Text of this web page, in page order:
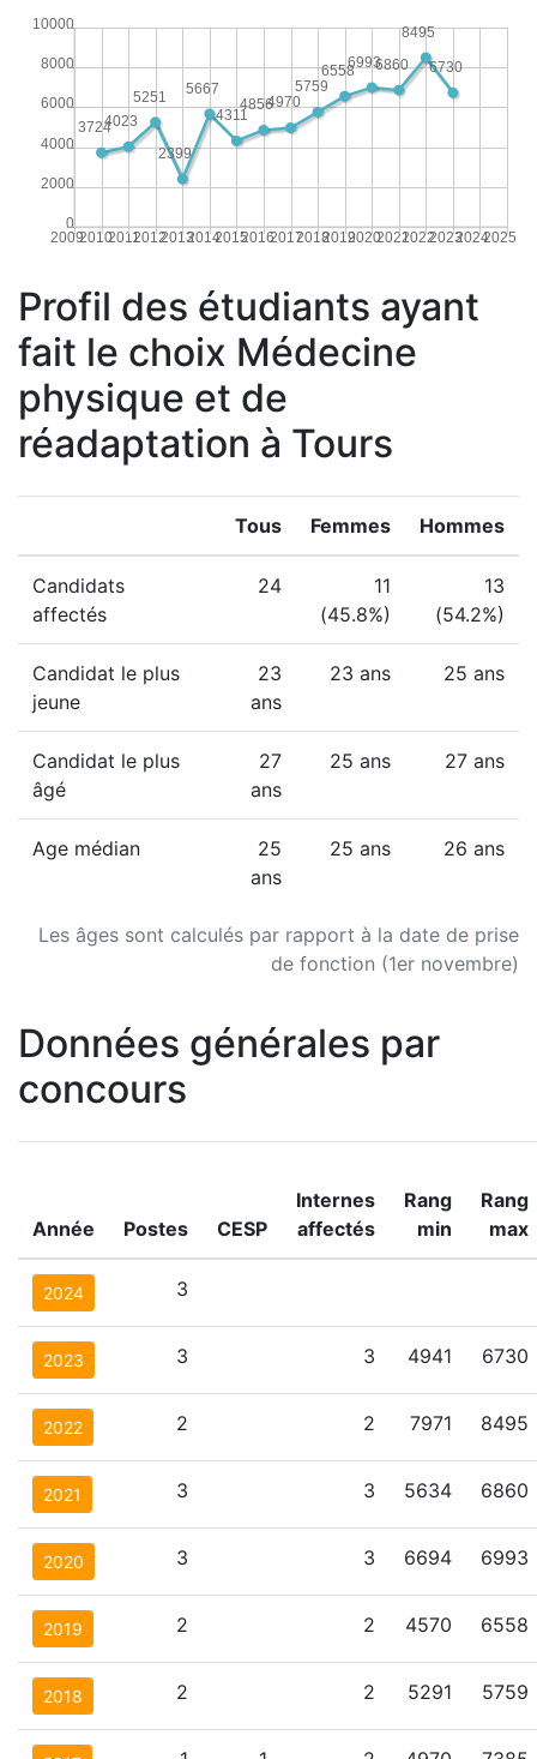
20092010201120122013201420152016201720182019202020212022202320242025
0
2000
4000
6000
8000
10000
6730
8495
6860
6993
6558
5759
4970
4856
4311
5667
2399
5251
4023
3724
Profil des étudiants ayant
fait le choix Médecine
physique et de
réadaptation à Tours
Les âges sont calculés par rapport à la date de prise
de fonction (1er novembre)
Tous Femmes Hommes
Candidats
affectés
24
11
(45.8%)
13
(54.2%)
Candidat le plus
jeune
23
ans
23 ans 25 ans
Candidat le plus
âgé
27
ans
25 ans 27 ans
Age médian
25
ans
25 ans 26 ans
Données générales par
concours
Année Postes CESP
Internes
affectés
Rang
min
Rang
max
2024 3
2023 3 3 4941 6730
2022 2 2 7971 8495
2021 3 3 5634 6860
2020 3 3 6694 6993
2019 2 2 4570 6558
2018 2 2 5291 5759